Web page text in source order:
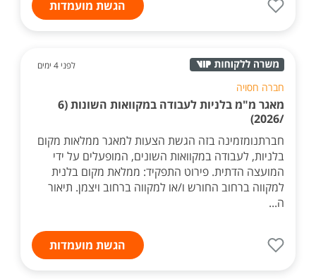
הגשת מועמדות
לפני 4 ימים
חברה חסויה
מאגר מ"מ בלניות לעבודה במקוואות השונות (6
/2026)
חברתנומזמינה בזה הגשת הצעות למאגר ממלאות מקום
בלניות, לעבודה במקוואות השונים, המופעלים על ידי
המועצה הדתית. פירוט התפקיד: ממלאת מקום בלנית
למקווה ברחוב החורש ו/או למקווה ברחוב ויצמן. תיאור
ה...
הגשת מועמדות